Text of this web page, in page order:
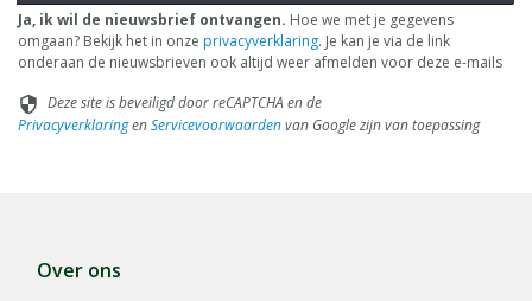
Ja, ik wil de nieuwsbrief ontvangen. Hoe we met je gegevens
omgaan? Bekijk het in onze privacyverklaring. Je kan je via de link
onderaan de nieuwsbrieven ook altijd weer afmelden voor deze e-mails
security Deze site is beveiligd door reCAPTCHA en de
PrivacyverklaringenServicevoorwaardenvan Google zijn van toepassing
Over ons